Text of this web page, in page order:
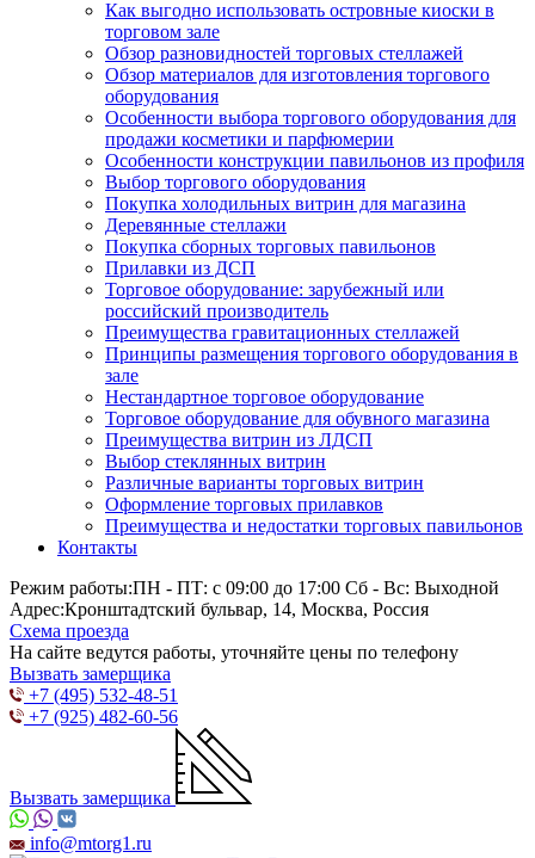
Как выгодно использовать островные киоски в
торговом зале
Обзор разновидностей торговых стеллажей
Обзор материалов для изготовления торгового
оборудования
Особенности выбора торгового оборудования для
продажи косметики и парфюмерии
Особенности конструкции павильонов из профиля
Выбор торгового оборудования
Покупка холодильных витрин для магазина
Деревянные стеллажи
Покупка сборных торговых павильонов
Прилавки из ДСП
Торговое оборудование: зарубежный или
российский производитель
Преимущества гравитационных стеллажей
Принципы размещения торгового оборудования в
зале
Нестандартное торговое оборудование
Торговое оборудование для обувного магазина
Преимущества витрин из ЛДСП
Выбор стеклянных витрин
Различные варианты торговых витрин
Оформление торговых прилавков
Преимущества и недостатки торговых павильонов
Контакты
Режим работы:ПН - ПТ: с 09:00 до 17:00 Сб - Вс: Выходной
Адрес:Кронштадтский бульвар, 14, Москва, Россия
Схема проезда
На сайте ведутся работы, уточняйте цены по телефону
Вызвать замерщика
+7 (495) 532-48-51
+7 (925) 482-60-56
Вызвать замерщика
info@mtorg1.ru